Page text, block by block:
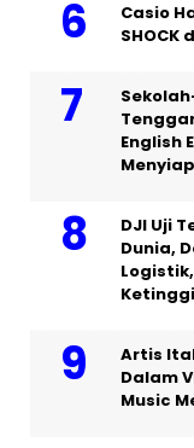
Casio
SHOCK
English
DJI Uji
Dunia,
Artis
Dalam
Music